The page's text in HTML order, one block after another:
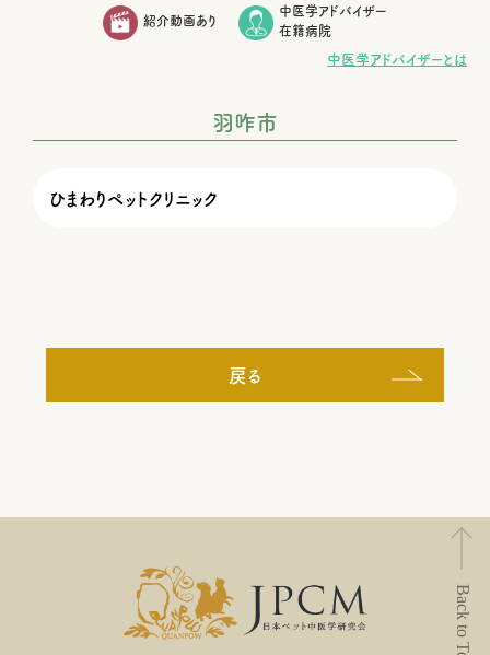
紹介動画あり
中医学アドバイザー
在籍病院
中医学アドバイザーとは
羽咋市
ひまわりペットクリニック
戻る
Back to Top